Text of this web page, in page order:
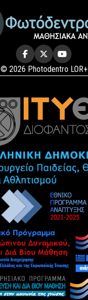
© 2026 Photodentro LOR+